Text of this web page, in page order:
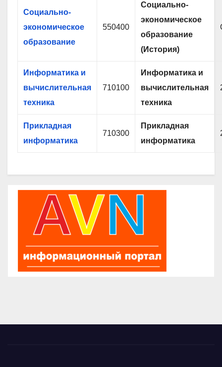
Социально-
экономическое
образование
550400
Социально-
экономическое
образование
(История)
Информатика и
вычислительная
техника
710100
Информатика и
вычислительная
техника
Прикладная
информатика
710300
Прикладная
информатика